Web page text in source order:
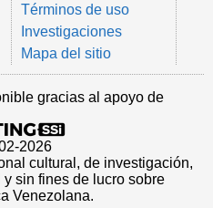
Términos de uso
Investigaciones
Mapa del sitio
gracias al apoyo de
2026
cultural, de investigación,
sin fines de lucro sobre
Venezolana.